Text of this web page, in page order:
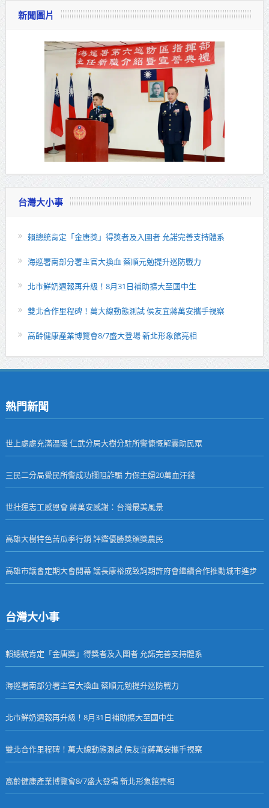
新聞圖片
台灣大小事
賴總統肯定「金唐獎」得獎者及入圍者 允諾完善支持體系
海巡署南部分署主官大換血 蔡順元勉提升巡防戰力
北市鮮奶週報再升級！8月31日補助擴大至國中生
雙北合作里程碑！萬大線動態測試 侯友宜蔣萬安攜手視察
高齡健康產業博覽會8/7盛大登場 新北形象館亮相
熱門新聞
世上處處充滿溫暖 仁武分局大樹分駐所警慷慨解囊助民眾
三民二分局覺民所警成功攔阻詐騙 力保主婦20萬血汗錢
世壯運志工感恩會 蔣萬安感謝：台灣最美風景
高雄大樹特色苦瓜季行銷 評鑑優勝獎頒獎農民
高雄市議會定期大會開幕 議長康裕成致詞期許府會繼續合作推動城市進步
台灣大小事
賴總統肯定「金唐獎」得獎者及入圍者 允諾完善支持體系
海巡署南部分署主官大換血 蔡順元勉提升巡防戰力
北市鮮奶週報再升級！8月31日補助擴大至國中生
雙北合作里程碑！萬大線動態測試 侯友宜蔣萬安攜手視察
高齡健康產業博覽會8/7盛大登場 新北形象館亮相